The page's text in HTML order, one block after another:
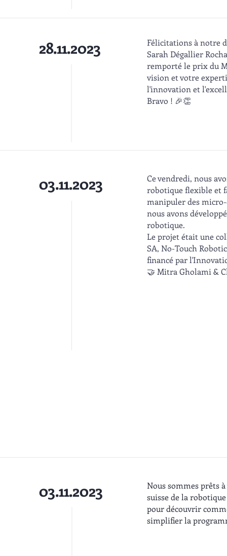
28.11.2023
Félicitations à notre
Sarah Dégallier
remporté le prix du
vision et votre
l'innovation et
Bravo ! 🎉👏
03.11.2023
Ce vendredi, nous
robotique flexible et
manipuler des
nous avons
robotique.
Le projet était une
SA, No-Touch
financé par
🤝 Mitra Gholami &
03.11.2023
Nous sommes prêts
suisse de la
pour découvrir
simplifier la